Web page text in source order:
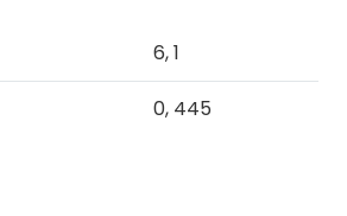
6, 1
0, 445